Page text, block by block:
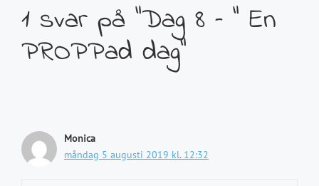
1 svar på ”Dag 8 – ” En
PROPPad dag”
Monica
måndag 5 augusti 2019 kl. 12:32